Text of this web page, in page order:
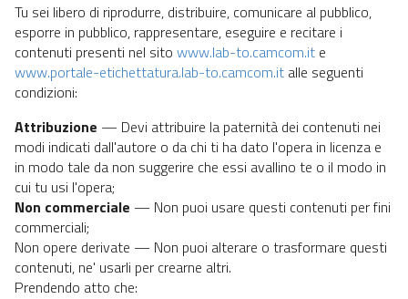
Tu sei libero di riprodurre, distribuire, comunicare al pubblico,
esporre in pubblico, rappresentare, eseguire e recitare i
contenuti presenti nel sito www.lab-to.camcom.it e
www.portale-etichettatura.lab-to.camcom.it alle seguenti
condizioni:
Attribuzione — Devi attribuire la paternità dei contenuti nei
modi indicati dall'autore o da chi ti ha dato l'opera in licenza e
in modo tale da non suggerire che essi avallino te o il modo in
cui tu usi l'opera;
Non commerciale — Non puoi usare questi contenuti per fini
commerciali;
Non opere derivate — Non puoi alterare o trasformare questi
contenuti, ne' usarli per crearne altri.
Prendendo atto che: